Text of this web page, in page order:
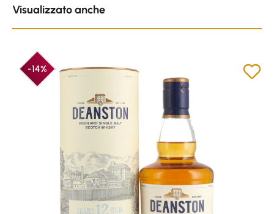
Visualizzato anche
-14%